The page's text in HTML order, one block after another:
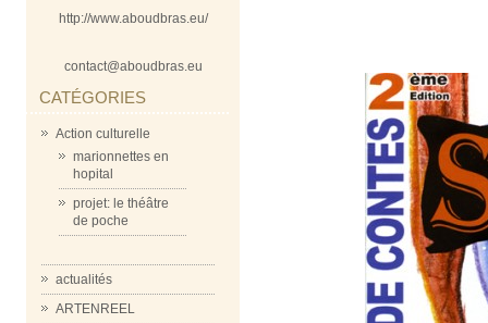
http://www.aboudbras.eu/
contact@aboudbras.eu
CATÉGORIES
Action culturelle
marionnettes en
hopital
projet: le théâtre
de poche
actualités
ARTENREEL